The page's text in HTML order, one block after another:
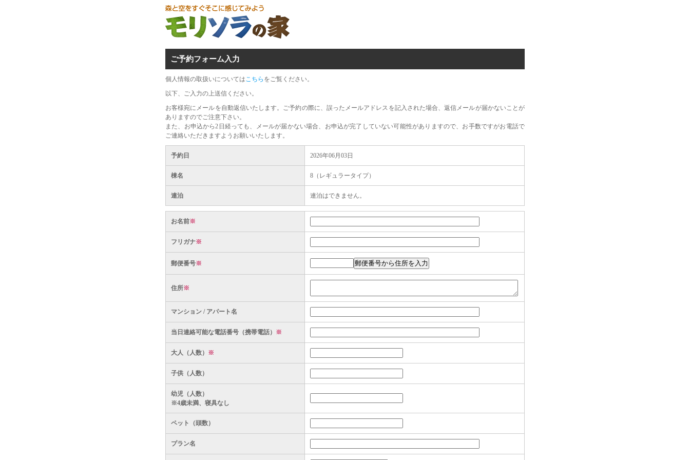
ご予約フォーム入力
個人情報の取扱いについてはこちら をご覧ください。
以下、ご入力の上送信ください。
お客様宛にメールを自動返信いたします。ご予約の際に、誤ったメールアドレスを記入された場合、返信メールが届かないことが
ありますのでご注意下さい。
また、お申込から2日経っても、メールが届かない場合、お申込が完了していない可能性がありますので、お手数ですがお電話で
ご連絡いただきますようお願いいたします。
予約日 2026年06月03日
棟名 8（レギュラータイプ）
連泊 連泊はできません。
お名前※
フリガナ※
郵便番号※
住所※
マンション / アパート名
当日連絡可能な電話番号（携帯電話） ※
大人（人数） ※
子供（人数）
幼児（人数）
※4歳未満、寝具なし
ペット（頭数）
プラン名